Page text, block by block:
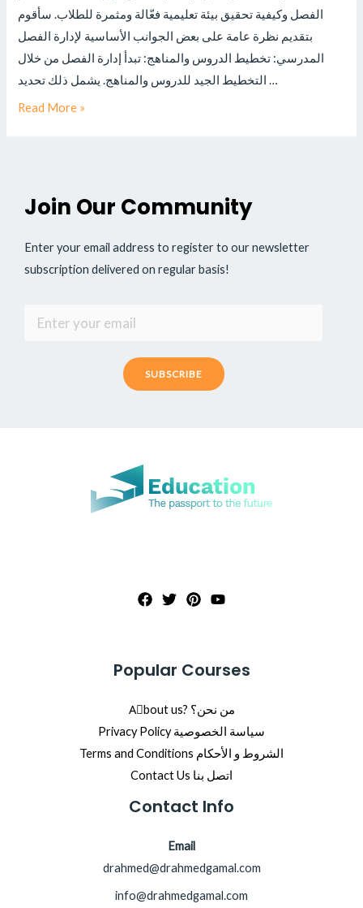
الفصل وكيفية تحقيق بيئة تعليمية فعّالة ومثمرة للطلاب. سأقوم
بتقديم نظرة عامة على بعض الجوانب الأساسية لإدارة الفصل
المدرسي: تخطيط الدروس والمناهج: تبدأ إدارة الفصل من خلال
التخطيط الجيد للدروس والمناهج. يشمل ذلك تحديد …
Read More »
Join Our Community
Enter your email address to register to our newsletter
subscription delivered on regular basis!
SUBSCRIBE
Popular Courses
Aِbout us? من نحن؟
Privacy Policy سياسة الخصوصية
Terms and Conditions الشروط و الأحكام
Contact Us اتصل بنا
Contact Info
Email
drahmed@drahmedgamal.com
info@drahmedgamal.com